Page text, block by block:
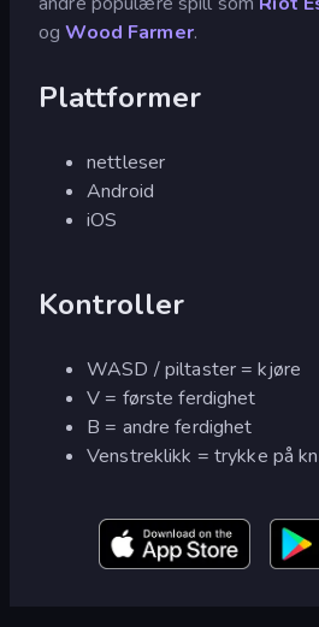
ogWood Farmer.
Plattformer
nettleser
Android
iOS
Kontroller
WASD / piltaster = kjøre
V = første ferdighet
B = andre ferdighet
Venstreklikk = trykke på